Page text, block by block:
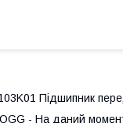
Підшипник
- На даний момент